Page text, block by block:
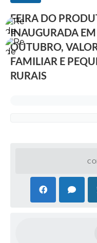
FEIRA DO
INAUGURADA
OUTUBRO,
FAMILIAR E
RURAIS